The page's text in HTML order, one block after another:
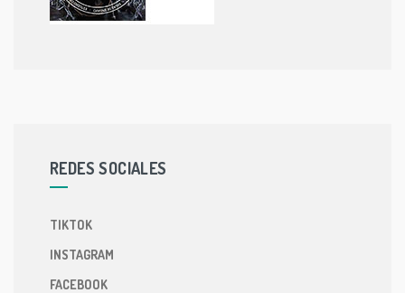
REDES SOCIALES
TIKTOK
INSTAGRAM
FACEBOOK